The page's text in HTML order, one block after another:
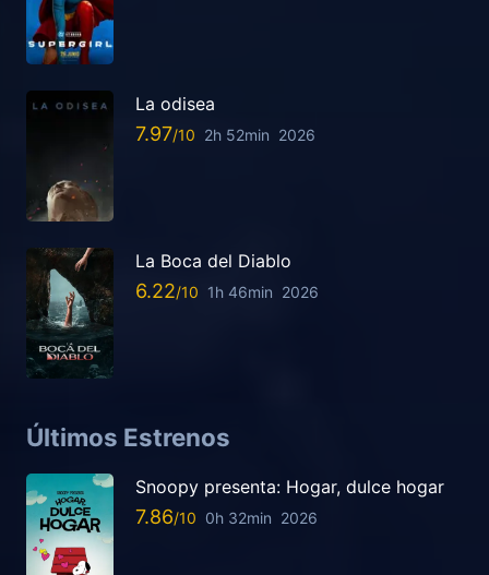
La odisea
7.97 2h 52min 2026
La Boca del Diablo
6.22 1h 46min 2026
Últimos Estrenos
Snoopy presenta: Hogar, dulce hogar
7.86 0h 32min 2026